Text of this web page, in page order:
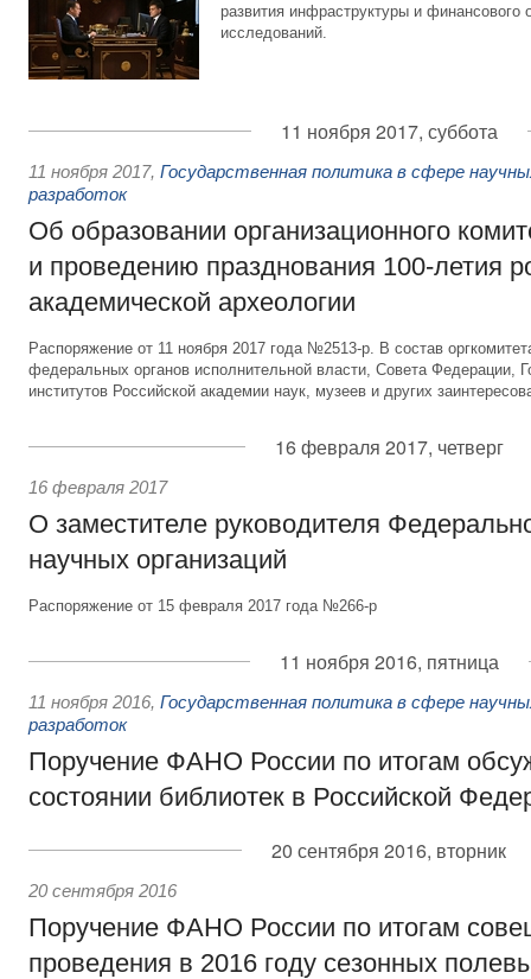
развития инфраструктуры и финансового
исследований.
11 ноября 2017, суббота
11 ноября 2017, Государственная политика в сфере
разработок
Об образовании организационного
и проведению празднования 100-летия
академической археологии
Распоряжение от 11 ноября 2017 года №2513-р. В состав
федеральных органов исполнительной власти, Совета Федерации,
институтов Российской академии наук, музеев и других
16 февраля 2017, четверг
16 февраля 2017
О заместителе руководителя
научных организаций
Распоряжение от 15 февраля 2017 года №266-р
11 ноября 2016, пятница
11 ноября 2016, Государственная политика в сфере
разработок
Поручение ФАНО России по итогам
состоянии библиотек в Российской
20 сентября 2016, вторник
20 сентября 2016
Поручение ФАНО России по итогам
проведения в 2016 году сезонных